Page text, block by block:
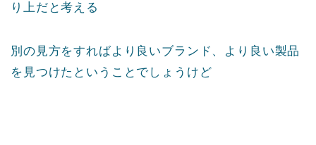
り上だと考える
別の見方をすればより良いブランド、より良い製品
を見つけたということでしょうけど